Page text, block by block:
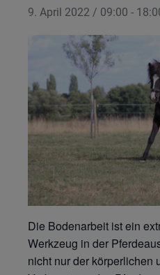
9. April 2022 / 09:00 -
Die Bodenarbeit ist ein
Werkzeug in der
nicht nur der körperlichen